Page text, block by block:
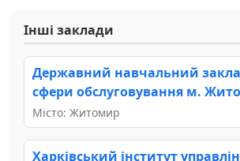
Інші заклади
Державний навчальний
сфери обслуговування м.
Місто: Житомир
Харківський інститут